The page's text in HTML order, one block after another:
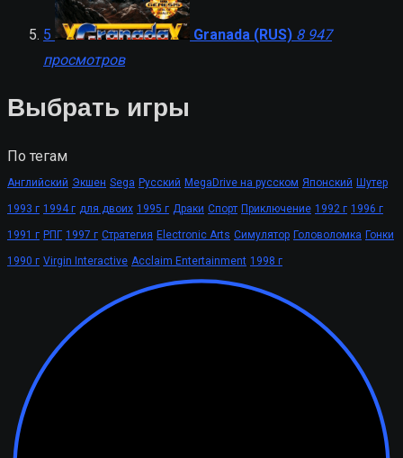
5 Granada (RUS) 8 947
просмотров
Выбрать игры
По тегам
Английский Экшен Sega Русский MegaDrive на русском Японский Шутер
1993 г 1994 г для двоих 1995 г Драки Спорт Приключение 1992 г 1996 г
1991 г РПГ 1997 г Стратегия Electronic Arts Симулятор Головоломка Гонки
1990 г Virgin Interactive Acclaim Entertainment 1998 г